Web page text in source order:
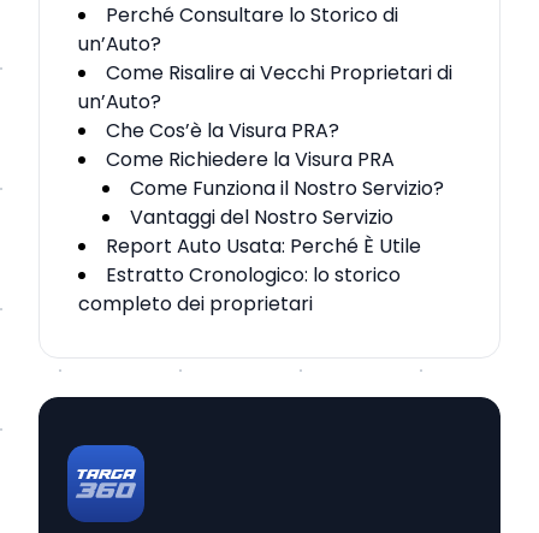
Perché Consultare lo Storico di
un’Auto?
Come Risalire ai Vecchi Proprietari di
un’Auto?
Che Cos’è la Visura PRA?
Come Richiedere la Visura PRA
Come Funziona il Nostro Servizio?
Vantaggi del Nostro Servizio
Report Auto Usata: Perché È Utile
Estratto Cronologico: lo storico
completo dei proprietari